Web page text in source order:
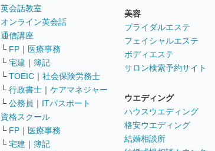
英会話教室
オンライン英会話
通信講座
└ FP ｜ 医療事務
└ 宅建 ｜ 簿記
└ TOEIC ｜ 社会保険労務士
└ 行政書士 ｜ ケアマネジャー
└ 公務員 ｜ ITパスポート
資格スクール
└ FP ｜ 医療事務
└ 宅建 ｜ 簿記
美容
ブライダルエステ
フェイシャルエステ
ボディエステ
サロン検索予約サイト
ウエディング
ハウスウエディング
格安ウエディング
結婚相談所